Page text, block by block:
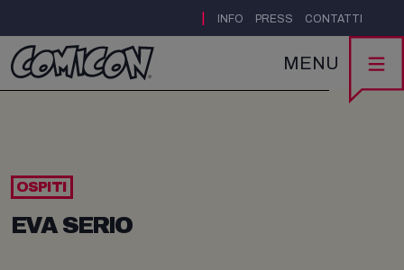
INFO PRESS CONTATTI
MENU
OSPITI
EVA SERIO